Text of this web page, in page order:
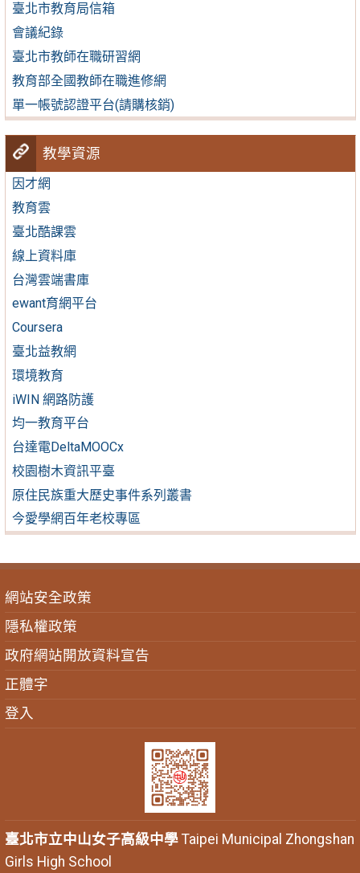
臺北市教育局信箱
會議紀錄
臺北市教師在職研習網
教育部全國教師在職進修網
單一帳號認證平台(請購核銷)
教學資源
因才網
教育雲
臺北酷課雲
線上資料庫
台灣雲端書庫
ewant育網平台
Coursera
臺北益教網
環境教育
iWIN 網路防護
均一教育平台
台達電DeltaMOOCx
校園樹木資訊平臺
原住民族重大歷史事件系列叢書
今愛學網百年老校專區
網站安全政策
隱私權政策
政府網站開放資料宣告
正體字
登入
臺北市立中山女子高級中學Taipei Municipal Zhongshan
Girls High School